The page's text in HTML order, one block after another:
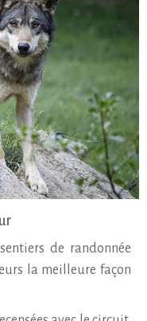
de randonnée
la meilleure façon